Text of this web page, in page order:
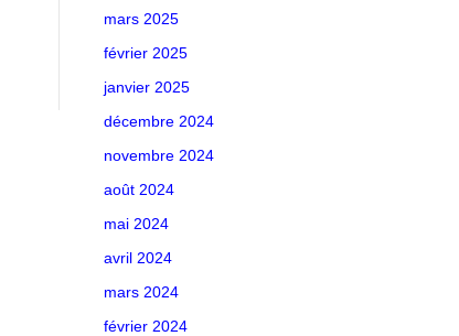
mars 2025
février 2025
janvier 2025
décembre 2024
novembre 2024
août 2024
mai 2024
avril 2024
mars 2024
février 2024